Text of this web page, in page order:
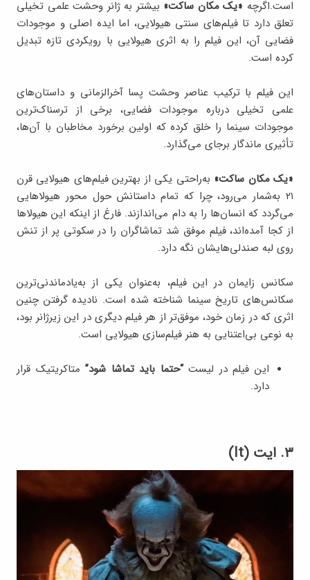
است.اگرچه «یک مکان ساکت» بیشتر به ژانر وحشت علمی‌ تخیلی
تعلق دارد تا فیلم‌های سنتی هیولایی، اما ایده اصلی و موجودات
فضایی آن، این فیلم را به اثری هیولایی با رویکردی تازه تبدیل
کرده است.
این فیلم با ترکیب عناصر وحشت پسا آخرالزمانی و داستان‌های
علمی‌ تخیلی درباره موجودات فضایی، برخی از ترسناک‌ترین
موجودات سینما را خلق کرده که اولین برخورد مخاطبان با آن‌ها،
تأثیری ماندگار برجای می‌گذارد.
«یک مکان ساکت» به‌راحتی یکی از بهترین فیلم‌های هیولایی قرن
۲۱ به‌شمار می‌رود، چرا که تمام داستانش حول محور هیولاهایی
می‌گردد که انسان‌ها را به دام می‌اندازند. فارغ از اینکه این هیولاها
از کجا آمده‌اند، فیلم موفق شد تماشاگران را در سکوتی پر از تنش
روی لبه صندلی‌هایشان نگه دارد.
سکانس زایمان در این فیلم، به‌عنوان یکی از به‌یادماندنی‌ترین
سکانس‌های تاریخ سینما شناخته شده است. نادیده گرفتن چنین
اثری که در زمان خود، موفق‌تر از هر فیلم دیگری در این زیرژانر بود،
به نوعی بی‌اعتنایی به هنر فیلم‌سازی هیولایی است.
این فیلم در لیست“حتما باید تماشا شود”متاکریتیک قرار
دارد.
۳. ایت (It)